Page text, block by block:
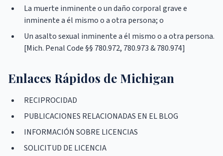
La muerte inminente o un daño corporal grave e
inminente a él mismo o a otra persona; o
Un asalto sexual inminente a él mismo o a otra persona.
[Mich. Penal Code §§ 780.972, 780.973 & 780.974]
Enlaces Rápidos de Michigan
RECIPROCIDAD
PUBLICACIONES RELACIONADAS EN EL BLOG
INFORMACIÓN SOBRE LICENCIAS
SOLICITUD DE LICENCIA